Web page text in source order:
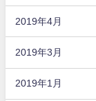
2019年4月
2019年3月
2019年1月